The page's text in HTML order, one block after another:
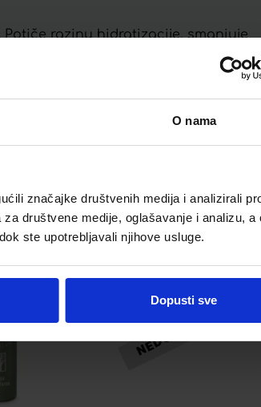
O nama
značajke društvenih medija i analizirali
društvene medije, oglašavanje i analizu, a
ste upotrebljavali njihove usluge.
Dopusti sve
razinu hidratizacije, smanjuje
IRIX SPREJ 75 ML